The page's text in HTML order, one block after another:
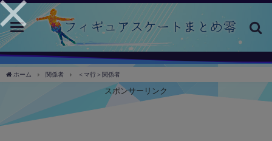
toggle
navigation
ホーム 関係者 ＜マ行＞関係者
スポンサーリンク